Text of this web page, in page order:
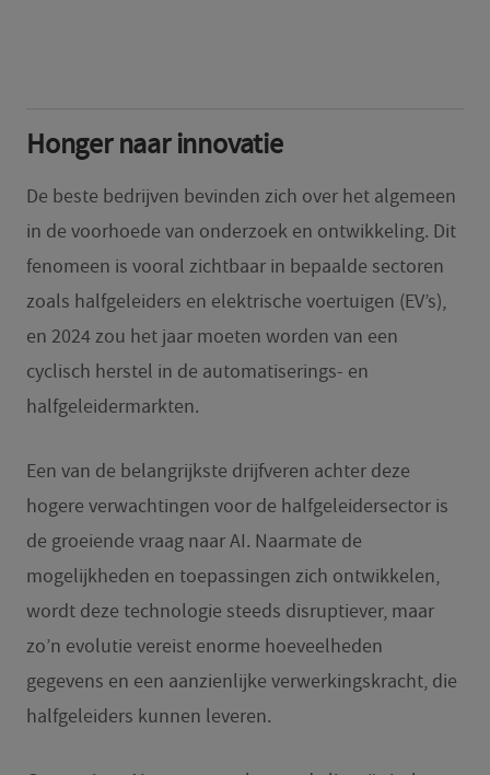
Honger naar innovatie
De beste bedrijven bevinden zich over het algemeen
in de voorhoede van onderzoek en ontwikkeling. Dit
fenomeen is vooral zichtbaar in bepaalde sectoren
zoals halfgeleiders en elektrische voertuigen (EV’s),
en 2024 zou het jaar moeten worden van een
cyclisch herstel in de automatiserings- en
halfgeleidermarkten.
Een van de belangrijkste drijfveren achter deze
hogere verwachtingen voor de halfgeleidersector is
de groeiende vraag naar AI. Naarmate de
mogelijkheden en toepassingen zich ontwikkelen,
wordt deze technologie steeds disruptiever, maar
zo’n evolutie vereist enorme hoeveelheden
gegevens en een aanzienlijke verwerkingskracht, die
halfgeleiders kunnen leveren.